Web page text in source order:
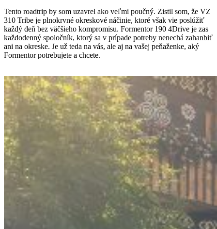
Tento roadtrip by som uzavrel ako veľmi poučný. Zistil som, že VZ
310 Tribe je plnokrvné okreskové náčinie, ktoré však vie poslúžiť
každý deň bez väčšieho kompromisu. Formentor 190 4Drive je zas
každodenný spoločník, ktorý sa v prípade potreby nenechá zahanbiť
ani na okreske. Je už teda na vás, ale aj na vašej peňaženke, aký
Formentor potrebujete a chcete.